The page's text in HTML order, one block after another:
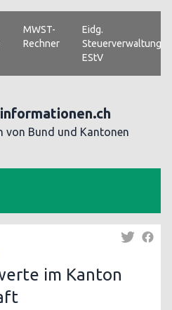
MWST-
Rechner
Eidg.
Steuerverwaltung
EStV
von Bund und Kantonen
im Kanton